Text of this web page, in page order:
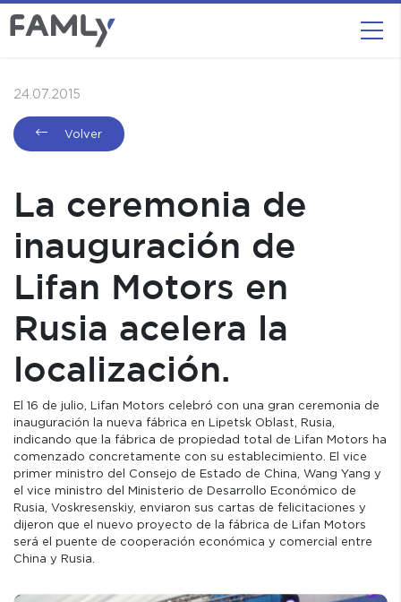
24.07.2015
Volver
La ceremonia de
inauguración de
Lifan Motors en
Rusia acelera la
localización.
El 16 de julio, Lifan Motors celebró con una gran ceremonia de
inauguración la nueva fábrica en Lipetsk Oblast, Rusia,
indicando que la fábrica de propiedad total de Lifan Motors ha
comenzado concretamente con su establecimiento. El vice
primer ministro del Consejo de Estado de China, Wang Yang y
el vice ministro del Ministerio de Desarrollo Económico de
Rusia, Voskresenskiy, enviaron sus cartas de felicitaciones y
dijeron que el nuevo proyecto de la fábrica de Lifan Motors
será el puente de cooperación económica y comercial entre
China y Rusia.